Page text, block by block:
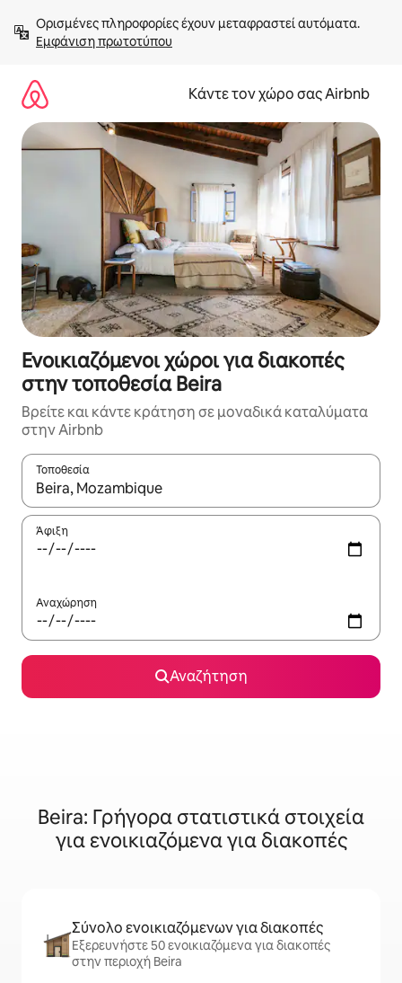
στο
περιεχόμενοΕμφάνιση πρωτοτύπου
Κάντε τον χώρο σας Airbnb
Ενοικιαζόμενοι χώροι για διακοπές
στην τοποθεσία Beira
Βρείτε και κάντε κράτηση σε μοναδικά καταλύματα
στην Airbnb
Τοποθεσία
Όταν τα αποτελέσματα είναι διαθέσιμα, μπορείτε να
Άφιξη
Αναχώρηση
Αναζήτηση
Beira: Γρήγορα στατιστικά στοιχεία
για ενοικιαζόμενα για διακοπές
Σύνολο ενοικιαζόμενων για διακοπές
Εξερευνήστε 50 ενοικιαζόμενα για διακοπές
στην περιοχή Beira